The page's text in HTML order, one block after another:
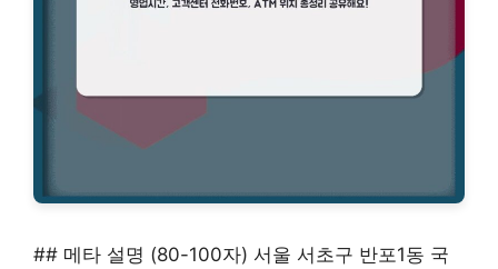
## 메타 설명 (80-100자) 서울 서초구 반포1동 국